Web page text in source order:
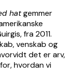
hatgemmer
fra 2011.
venskab og
det er arv,
hvordan vi